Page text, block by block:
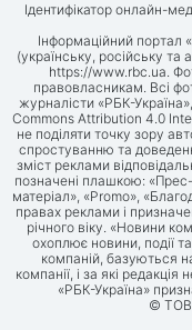
Ідентифікатор онлайн-
Інформаційний портал
(українську, російську та
https://www.rbc.ua.
правовласникам. Всі
журналісти «РБК-
Commons Attribution 4.0
не поділяти точку зору
спростуванню та
зміст реклами
позначені плашкою:
матеріал», «Promo»,
правах реклами і
річного віку. «Новини
охоплює новини, події
компаній, базуються
компанії, і за які
«РБК-Україна»
© ТОВ